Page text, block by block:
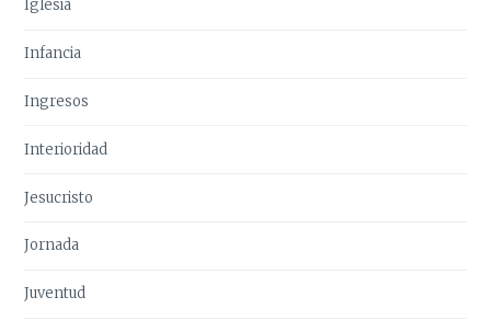
Iglesia
Infancia
Ingresos
Interioridad
Jesucristo
Jornada
Juventud